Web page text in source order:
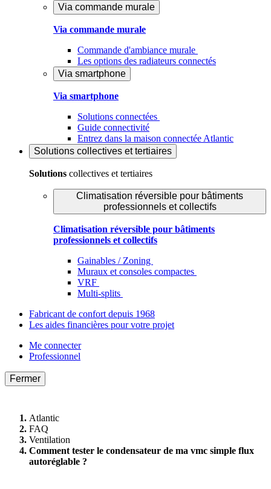
Via commande murale
Via commande murale
Commande d'ambiance murale
Les options des radiateurs connectés
Via smartphone
Via smartphone
Solutions connectées
Guide connectivité
Entrez dans la maison connectée Atlantic
Solutions collectives et tertiaires
Solutions collectives et tertiaires
Climatisation réversible pour bâtiments
professionnels et collectifs
Climatisation réversible pour bâtiments
professionnels et collectifs
Gainables / Zoning
Muraux et consoles compactes
VRF
Multi-splits
Fabricant de confort depuis 1968
Les aides financières pour votre projet
Me connecter
Professionnel
Fermer
Atlantic
FAQ
Ventilation
Comment tester le condensateur de ma vmc simple flux
autoréglable ?